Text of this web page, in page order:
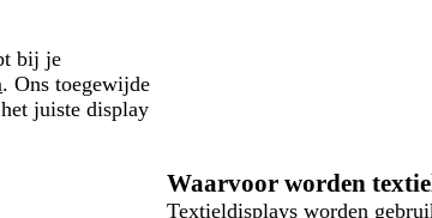
bij je
. Ons toegewijde
juiste display
Waarvoor worden
Textieldisplays worden